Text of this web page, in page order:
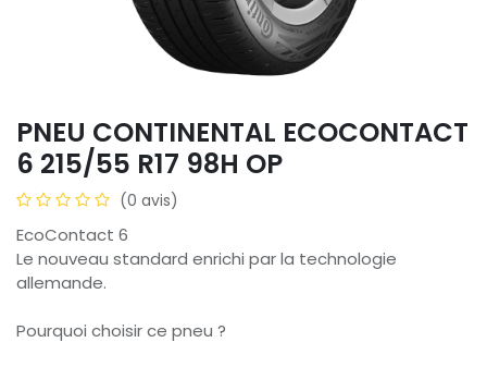
PNEU CONTINENTAL ECOCONTACT
6 215/55 R17 98H OP
(0 avis)
EcoContact 6
Le nouveau standard enrichi par la technologie
allemande.
Pourquoi choisir ce pneu ?